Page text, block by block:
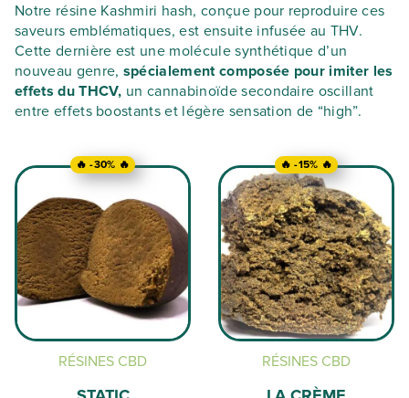
Notre résine Kashmiri hash, conçue pour reproduire ces
saveurs emblématiques, est ensuite infusée au THV.
Cette dernière est une molécule synthétique d’un
nouveau genre, spécialement composée pour imiter les
effets du THCV, un cannabinoïde secondaire oscillant
entre effets boostants et légère sensation de “high”.
🔥 -30% 🔥
RÉSINES CBD
🔥 -15% 🔥
RÉSINES CBD